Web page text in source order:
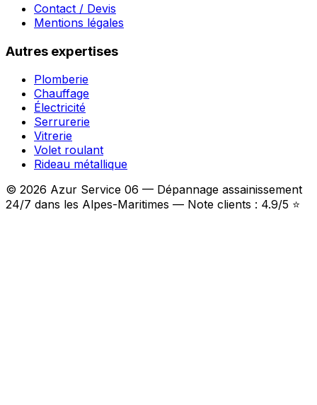
Contact / Devis
Mentions légales
Autres expertises
Plomberie
Chauffage
Électricité
Serrurerie
Vitrerie
Volet roulant
Rideau métallique
© 2026 Azur Service 06 — Dépannage assainissement
24/7 dans les Alpes-Maritimes — Note clients : 4.9/5 ⭐